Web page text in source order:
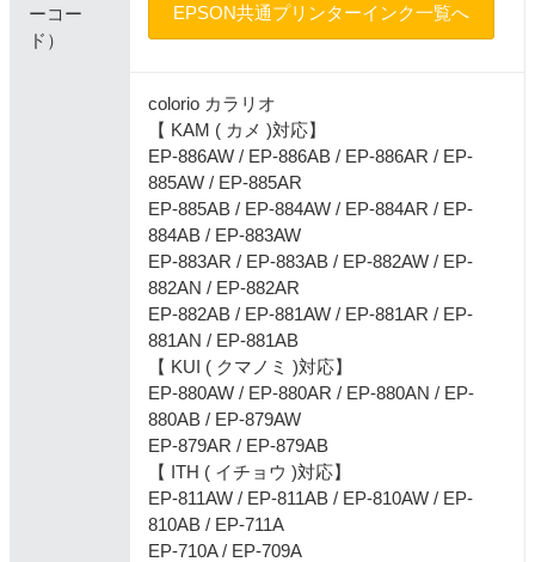
ーコー
ド）
EPSON共通プリンターインク一覧へ
colorio カラリオ
【 KAM ( カメ )対応】
EP-886AW / EP-886AB / EP-886AR / EP-
885AW / EP-885AR
EP-885AB / EP-884AW / EP-884AR / EP-
884AB / EP-883AW
EP-883AR / EP-883AB / EP-882AW / EP-
882AN / EP-882AR
EP-882AB / EP-881AW / EP-881AR / EP-
881AN / EP-881AB
【 KUI ( クマノミ )対応】
EP-880AW / EP-880AR / EP-880AN / EP-
880AB / EP-879AW
EP-879AR / EP-879AB
【 ITH ( イチョウ )対応】
EP-811AW / EP-811AB / EP-810AW / EP-
810AB / EP-711A
EP-710A / EP-709A